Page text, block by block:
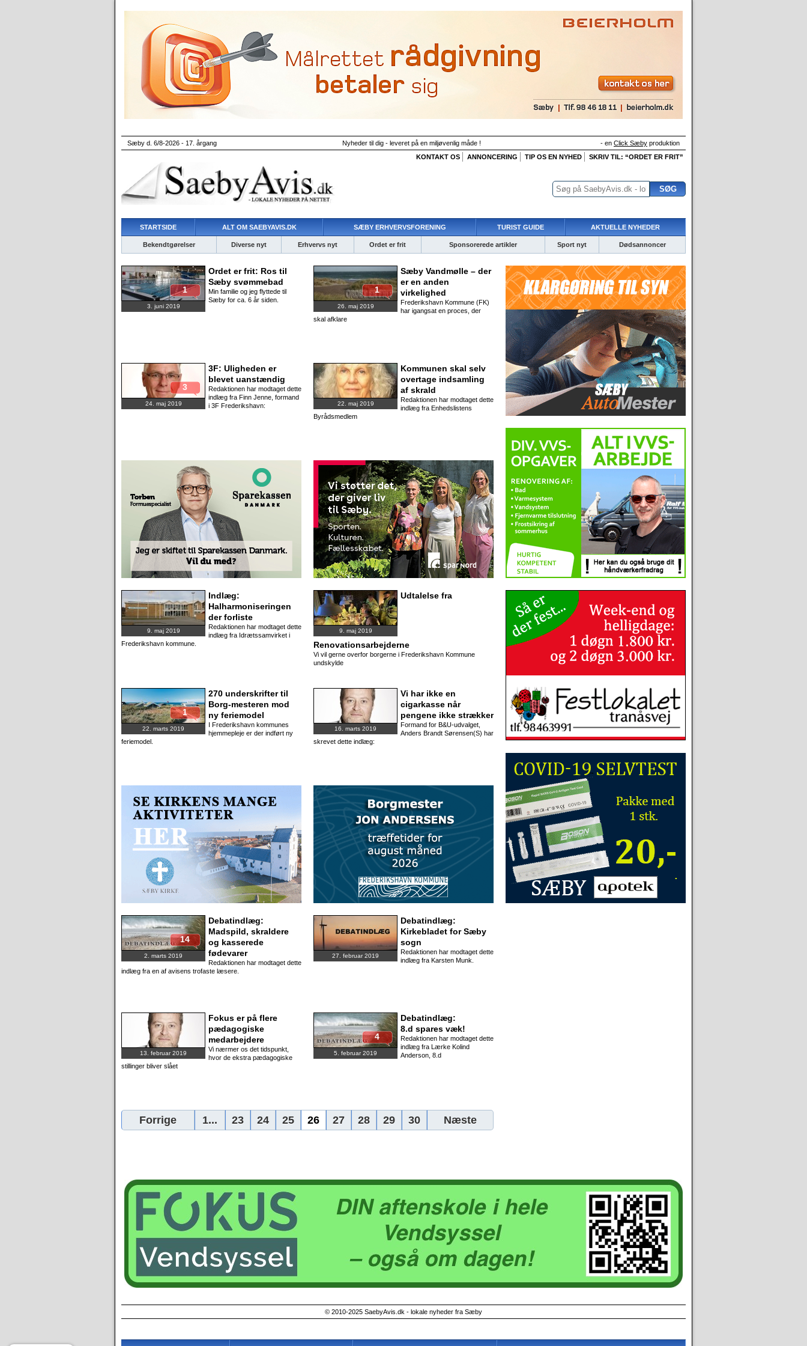
Sæby d. 6/8-2026 - 17. årgang Nyheder til dig - leveret på en miljøvenlig måde ! - en Click Sæby produktion
KONTAKT OS
ANNONCERING TIP OS EN NYHED SKRIV TIL: “ORDET ER FRIT”
STARTSIDE ALT OM SAEBYAVIS.DK SÆBY ERHVERVSFORENING TURIST GUIDE AKTUELLE NYHEDER
Bekendtgørelser Diverse nyt Erhvervs nyt Ordet er frit Sponsorerede artikler Sport nyt Dødsannoncer
3. juni 2019
1
Ordet er frit: Ros til
Sæby svømmebad
Min familie og jeg flyttede til
Sæby for ca. 6 år siden.
26. maj 2019
1
Sæby Vandmølle – der
er en anden
virkelighed
Frederikshavn Kommune (FK)
har igangsat en proces, der
skal afklare
24. maj 2019
3
3F: Uligheden er
blevet uanstændig
Redaktionen har modtaget dette
indlæg fra Finn Jenne, formand
i 3F Frederikshavn:
22. maj 2019
Kommunen skal selv
overtage indsamling
af skrald
Redaktionen har modtaget dette
indlæg fra Enhedslistens
Byrådsmedlem
9. maj 2019
Indlæg:
Halharmoniseringen
der forliste
Redaktionen har modtaget dette
indlæg fra Idrætssamvirket i
Frederikshavn kommune.
9. maj 2019
Udtalelse fra
Renovationsarbejderne
Vi vil gerne overfor borgerne i Frederikshavn Kommune
undskylde
22. marts 2019
1
270 underskrifter til
Borg-mesteren mod
ny feriemodel
I Frederikshavn kommunes
hjemmepleje er der indført ny
feriemodel.
16. marts 2019
Vi har ikke en
cigarkasse når
pengene ikke strækker
Formand for B&U-udvalget,
Anders Brandt Sørensen(S) har
skrevet dette indlæg:
2. marts 2019
14
Debatindlæg:
Madspild, skraldere
og kasserede
fødevarer
Redaktionen har modtaget dette
indlæg fra en af avisens trofaste læsere.
27. februar 2019
Debatindlæg:
Kirkebladet for Sæby
sogn
Redaktionen har modtaget dette
indlæg fra Karsten Munk.
13. februar 2019
Fokus er på flere
pædagogiske
medarbejdere
Vi nærmer os det tidspunkt,
hvor de ekstra pædagogiske
stillinger bliver slået
5. februar 2019
4
Debatindlæg:
8.d spares væk!
Redaktionen har modtaget dette
indlæg fra Lærke Kolind
Anderson, 8.d
Forrige 1... 23 24 25 26 27 28 29 30 Næste
© 2010-2025 SaebyAvis.dk - lokale nyheder fra Sæby